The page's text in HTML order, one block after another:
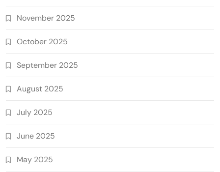
November 2025
October 2025
September 2025
August 2025
July 2025
June 2025
May 2025